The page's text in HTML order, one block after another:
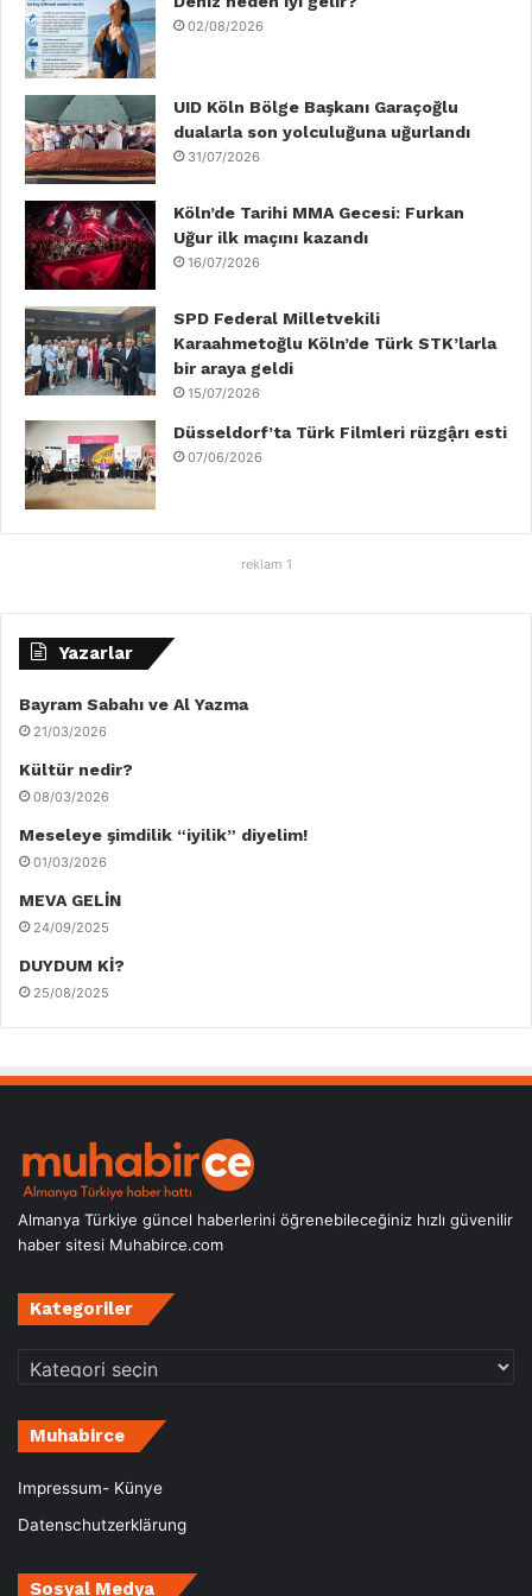
o
o
k
r
I
n
e
r
02/08/2026
UID Köln Bölge Başkanı Garaçoğlu
dualarla son yolculuğuna uğurlandı
31/07/2026
Köln’de Tarihi MMA Gecesi: Furkan
Uğur ilk maçını kazandı
16/07/2026
SPD Federal Milletvekili
Karaahmetoğlu Köln’de Türk STK’larla
bir araya geldi
15/07/2026
Düsseldorf’ta Türk Filmleri rüzgậrı esti
07/06/2026
reklam 1
Yazarlar
Bayram Sabahı ve Al Yazma
21/03/2026
Kültür nedir?
08/03/2026
Meseleye şimdilik “iyilik” diyelim!
01/03/2026
MEVA GELİN
24/09/2025
DUYDUM Kİ?
25/08/2025
Almanya Türkiye güncel haberlerini öğrenebileceğiniz hızlı güvenilir
haber sitesi Muhabirce.com
Kategoriler
Kategoriler
Muhabirce
Impressum- Künye
Datenschutzerklärung
Sosyal Medya